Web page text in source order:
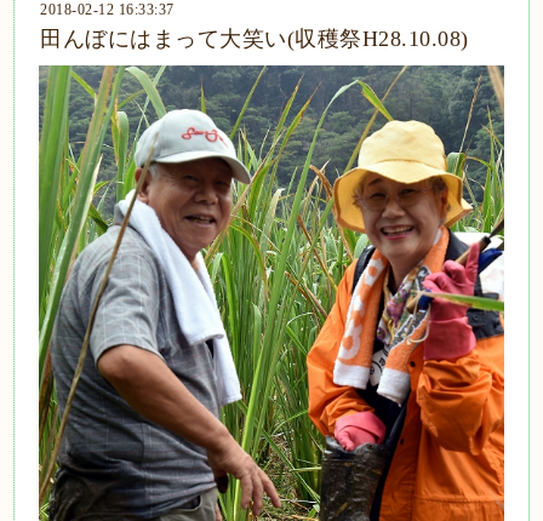
2018-02-12 16:33:37
田んぼにはまって大笑い(収穫祭H28.10.08)